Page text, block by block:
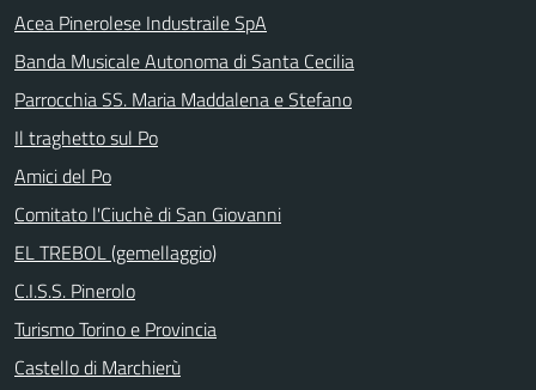
Acea Pinerolese Industraile SpA
Banda Musicale Autonoma di Santa Cecilia
Parrocchia SS. Maria Maddalena e Stefano
Il traghetto sul Po
Amici del Po
Comitato l'Ciuchè di San Giovanni
EL TREBOL (gemellaggio)
C.I.S.S. Pinerolo
Turismo Torino e Provincia
Castello di Marchierù